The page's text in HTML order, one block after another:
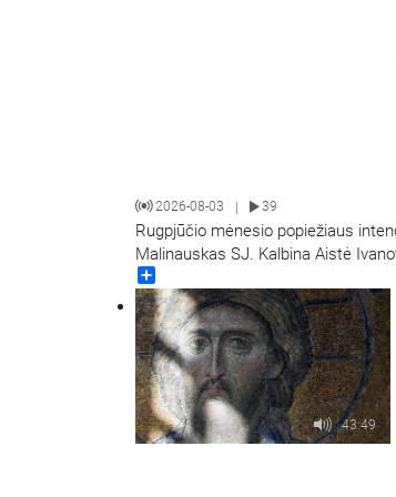
2026-08-03 | 39
Rugpjūčio mėnesio popiežiaus
Malinauskas SJ. Kalbina Aistė
43:49